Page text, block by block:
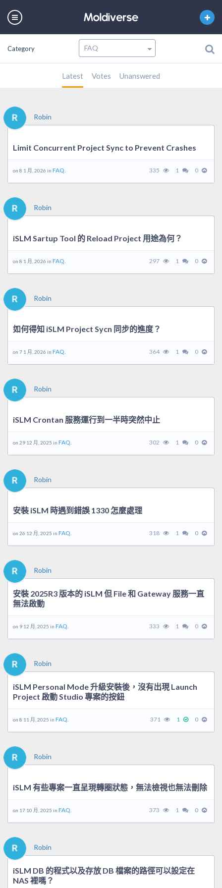
Category
Latest Votes Unanswered
Robin
Limit Concurrent Project Sync to Prevent Crashes
on 8 1 月, 2026 in FAQ. 335 1 0
Robin
iSLM Sartup Tool 的 Reload Project 用途為何？
on 8 1 月, 2026 in FAQ. 297 1 0
Robin
如何得知 iSLM Project Sycn 同步的進度？
on 7 1 月, 2026 in FAQ. 364 1 0
Robin
iSLM Crontan 服務運行到一半時突然中止
on 29 12 月, 2025 in FAQ. 302 1 0
Robin
安裝 iSLM 時遇到錯誤 1330 怎麼處理
on 26 12 月, 2025 in FAQ. 318 1 0
Robin
安裝 2025R3 版本的 iSLM 但 File 和 Gateway 服務一直
無法啟動
on 9 12 月, 2025 in FAQ. 333 1 0
Robin
iSLM Personal Mode 升級安裝後，沒有出現 Launch
Project 啟動 Studio 專案的按鈕
on 8 11 月, 2025 in FAQ. 371 1 0
Robin
iSLM 有些專案一直呈現轉圈狀態，無法檢視也無法刪除
on 17 10 月, 2025 in FAQ. 373 1 0
Robin
iSLM DB 的程式以及存放 DB 檔案的路徑可以設定在
NAS 裡嗎？